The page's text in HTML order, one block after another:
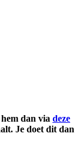
dan via deze
Je doet dit dan